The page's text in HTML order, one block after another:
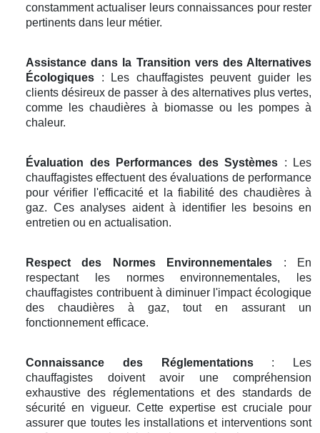
constamment actualiser leurs connaissances pour rester
pertinents dans leur métier.
Assistance dans la Transition vers des Alternatives
Écologiques : Les chauffagistes peuvent guider les
clients désireux de passer à des alternatives plus vertes,
comme les chaudières à biomasse ou les pompes à
chaleur.
Évaluation des Performances des Systèmes : Les
chauffagistes effectuent des évaluations de performance
pour vérifier l'efficacité et la fiabilité des chaudières à
gaz. Ces analyses aident à identifier les besoins en
entretien ou en actualisation.
Respect des Normes Environnementales : En
respectant les normes environnementales, les
chauffagistes contribuent à diminuer l'impact écologique
des chaudières à gaz, tout en assurant un
fonctionnement efficace.
Connaissance des Réglementations: Les
chauffagistes doivent avoir une compréhension
exhaustive des réglementations et des standards de
sécurité en vigueur. Cette expertise est cruciale pour
assurer que toutes les installations et interventions sont